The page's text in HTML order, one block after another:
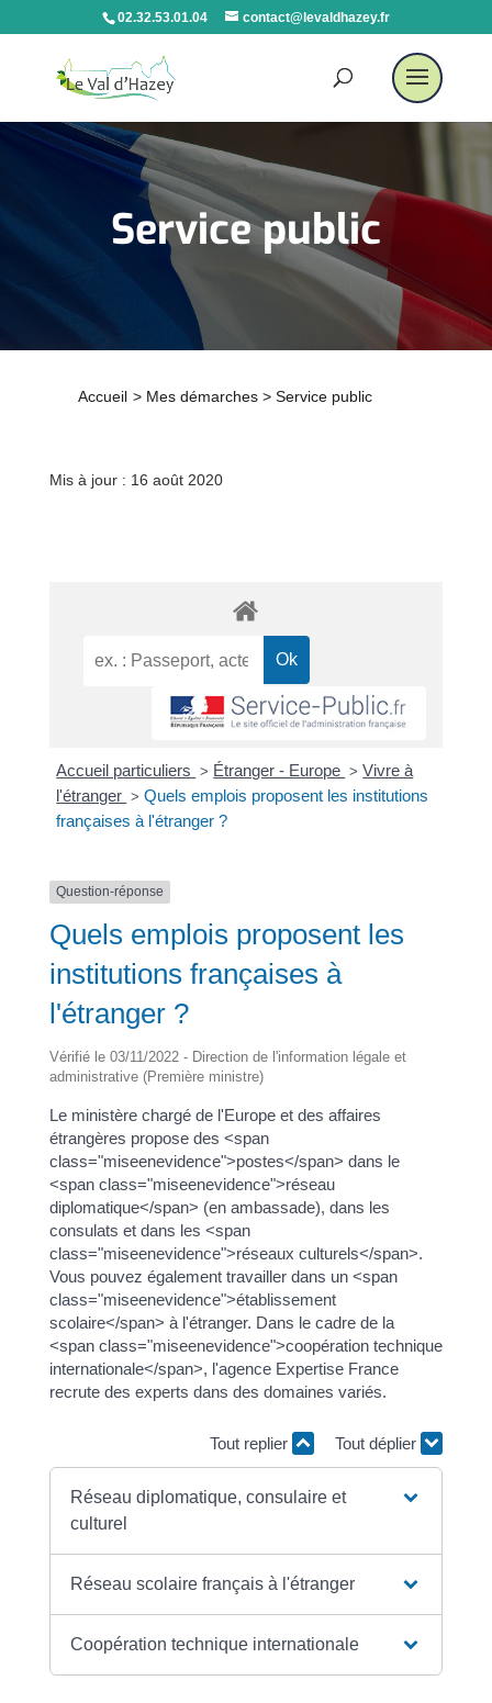
02.32.53.01.04 contact@levaldhazey.fr
Service public
Accueil > Mes démarches > Service public
Mis à jour : 16 août 2020
Accueil particuliers > Étranger - Europe > Vivre à
l'étranger > Quels emplois proposent les institutions
françaises à l'étranger ?
Question-réponse
Quels emplois proposent les
institutions françaises à
l'étranger ?
Vérifié le 03/11/2022 - Direction de l'information légale et
administrative (Première ministre)
Le ministère chargé de l'Europe et des affaires
étrangères propose des <span
class="miseenevidence">postes</span> dans le
<span class="miseenevidence">réseau
diplomatique</span> (en ambassade), dans les
consulats et dans les <span
class="miseenevidence">réseaux culturels</span>.
Vous pouvez également travailler dans un <span
class="miseenevidence">établissement
scolaire</span> à l'étranger. Dans le cadre de la
<span class="miseenevidence">coopération technique
internationale</span>, l'agence Expertise France
recrute des experts dans des domaines variés.
Tout replier Tout déplier
Réseau diplomatique, consulaire et
culturel
Réseau scolaire français à l'étranger
Coopération technique internationale